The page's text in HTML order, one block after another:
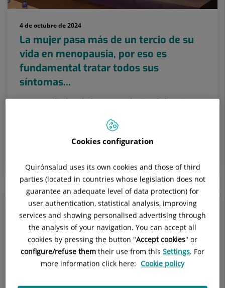
4 de octubre de 2024
La mujer pasa más de un tercio de su
vida en menopausia, por eso es
fundamental tratar todos sus
síntomas...
La V Jornada de Salud Postreproductiva de la Mujer
Hospital Quirónsalud San José y la Universidad
Cookies configuration
Quirónsalud uses its own cookies and those of third
parties (located in countries whose legislation does not
guarantee an adequate level of data protection) for
user authentication, statistical analysis, improving
services and showing personalised advertising through
the analysis of your navigation. You can accept all
cookies by pressing the button "Accept cookies" or
configure/refuse them their use from this Settings. For
more information click here: Cookie policy